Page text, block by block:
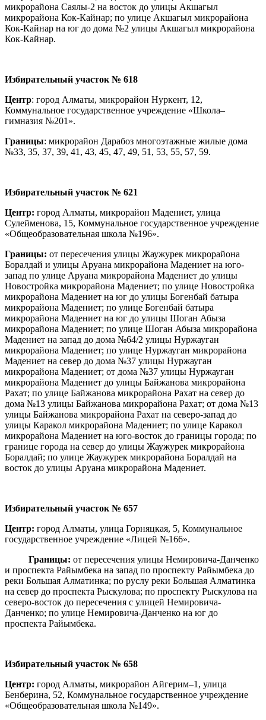
микрорайона Саялы-2 на восток до улицы Акшагыл
микрорайона Кок-Кайнар; по улице Акшагыл микрорайона
Кок-Кайнар на юг до дома №2 улицы Акшагыл микрорайона
Кок-Кайнар.
Избирательный участок № 618
Центр: город Алматы, микрорайон Нуркент, 12,
Коммунальное государственное учреждение «Школа–
гимназия №201».
Границы: микрорайон Дарабоз многоэтажные жилые дома
№33, 35, 37, 39, 41, 43, 45, 47, 49, 51, 53, 55, 57, 59.
Избирательный участок № 621
Центр: город Алматы, микрорайон Мадениет, улица
Сулейменова, 15, Коммунальное государственное учреждение
«Общеобразовательная школа №196».
Границы: от пересечения улицы Жаужурек микрорайона
Боралдай и улицы Аруана микрорайона Мадениет на юго-
запад по улице Аруана микрорайона Мадениет до улицы
Новостройка микрорайона Мадениет; по улице Новостройка
микрорайона Мадениет на юг до улицы Богенбай батыра
микрорайона Мадениет; по улице Богенбай батыра
микрорайона Мадениет на юг до улицы Шоган Абыза
микрорайона Мадениет; по улице Шоган Абыза микрорайона
Мадениет на запад до дома №64/2 улицы Нуржауган
микрорайона Мадениет; по улице Нуржауган микрорайона
Мадениет на север до дома №37 улицы Нуржауган
микрорайона Мадениет; от дома №37 улицы Нуржауган
микрорайона Мадениет до улицы Байжанова микрорайона
Рахат; по улице Байжанова микрорайона Рахат на север до
дома №13 улицы Байжанова микрорайона Рахат; от дома №13
улицы Байжанова микрорайона Рахат на северо-запад до
улицы Каракол микрорайона Мадениет; по улице Каракол
микрорайона Мадениет на юго-восток до границы города; по
границе города на север до улицы Жаужурек микрорайона
Боралдай; по улице Жаужурек микрорайона Боралдай на
восток до улицы Аруана микрорайона Мадениет.
Избирательный участок№ 657
Центр: город Алматы, улица Горняцкая, 5, Коммунальное
государственное учреждение «Лицей №166».
Границы: от пересечения улицы Немировича-Данченко
и проспекта Райымбека на запад по проспекту Райымбека до
реки Большая Алматинка; по руслу реки Большая Алматинка
на север до проспекта Рыскулова; по проспекту Рыскулова на
северо-восток до пересечения с улицей Немировича-
Данченко; по улице Немировича-Данченко на юг до
проспекта Райымбека.
Избирательный участок№ 658
Центр: город Алматы, микрорайон Айгерим–1, улица
Бенберина, 52, Коммунальное государственное учреждение
«Общеобразовательная школа №149».